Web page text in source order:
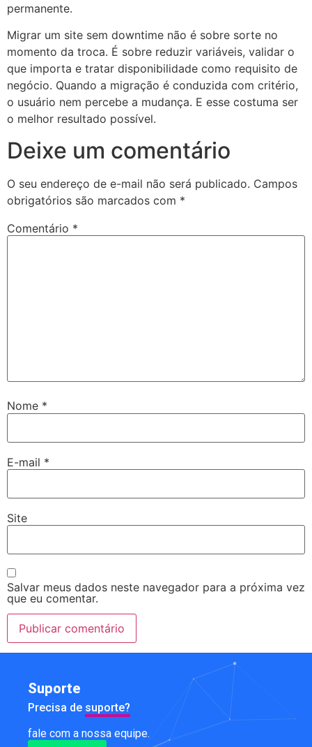
permanente.
Migrar um site sem downtime não é sobre sorte no
momento da troca. É sobre reduzir variáveis, validar o
que importa e tratar disponibilidade como requisito de
negócio. Quando a migração é conduzida com critério,
o usuário nem percebe a mudança. E esse costuma ser
o melhor resultado possível.
Deixe um comentário
O seu endereço de e-mail não será publicado. Campos
obrigatórios são marcados com *
Comentário *
Nome *
E-mail *
Site
Salvar meus dados neste navegador para a próxima vez
que eu comentar.
Suporte
Precisa de suporte?
fale com a nossa equipe.